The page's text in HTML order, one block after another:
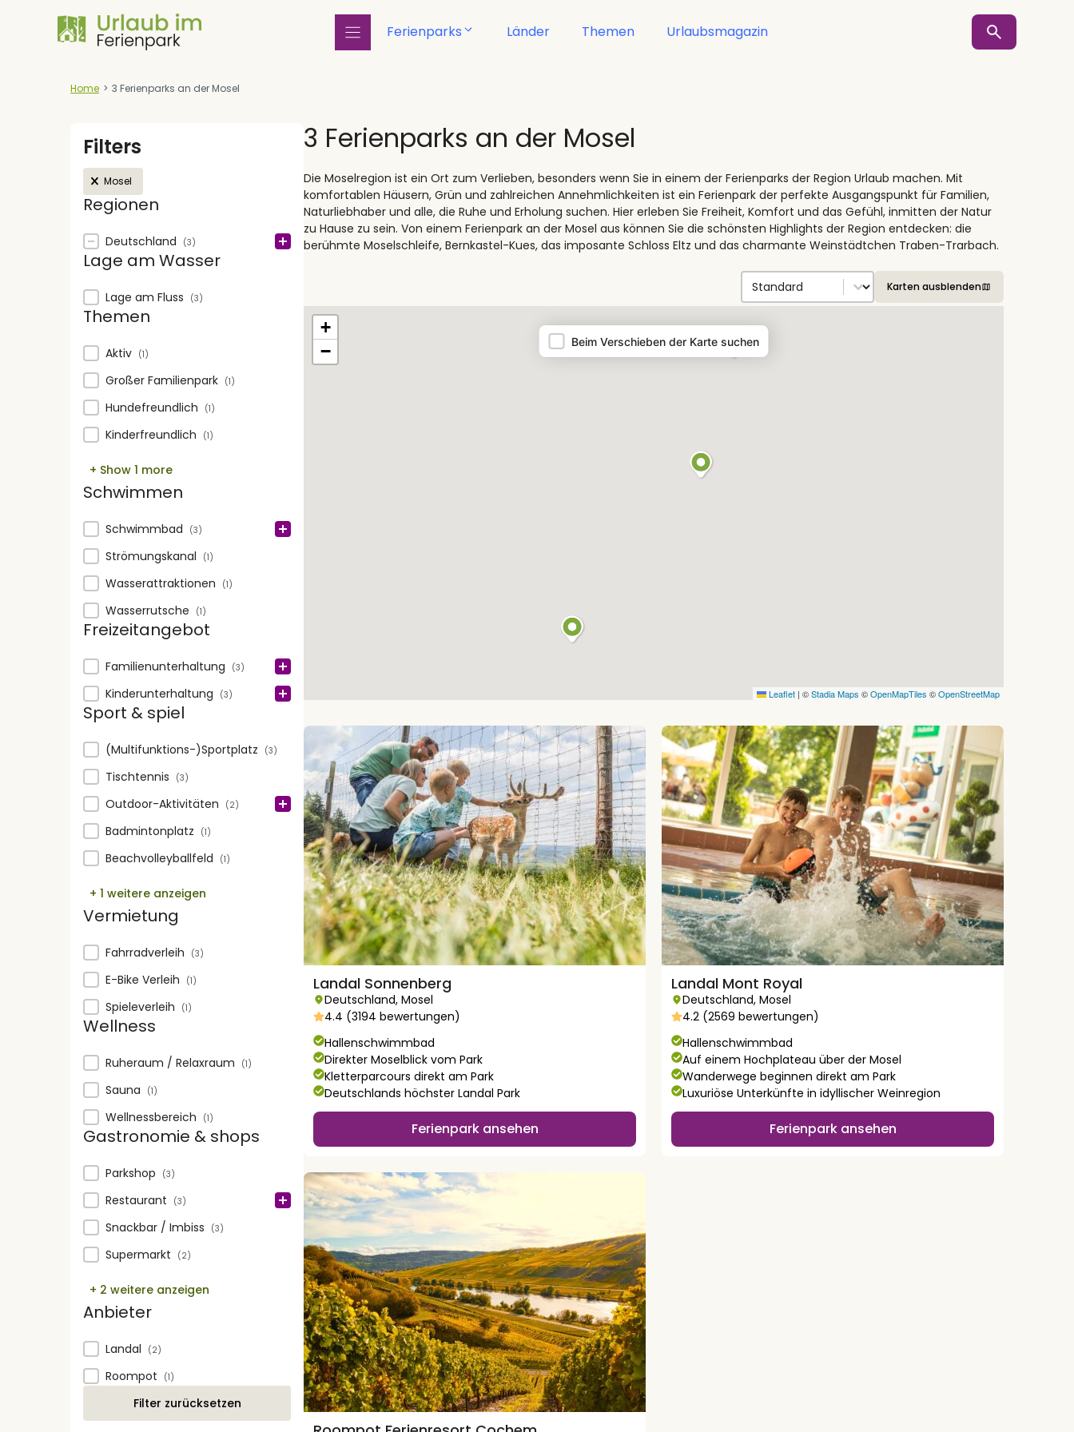
Ferienparks Länder Themen Urlaubsmagazin
Home > 3 Ferienparks an der Mosel
Filters
Active filters
Mosel
Regionen
Regionen
Deutschland (3)
Lage am Wasser
Lage am Wasser
Lage am Fluss (3)
Themen
Themen
Aktiv (1)
Großer Familienpark (1)
Hundefreundlich (1)
Kinderfreundlich (1)
+ Show 1 more
Schwimmen
Schwimmen
Schwimmbad (3)
Strömungskanal (1)
Wasserattraktionen (1)
Wasserrutsche (1)
Freizeitangebot
Freizeitangebot
Familienunterhaltung (3)
Kinderunterhaltung (3)
Sport & spiel
Sport & spiel
(Multifunktions-)Sportplatz (3)
Tischtennis (3)
Outdoor-Aktivitäten (2)
Badmintonplatz (1)
Beachvolleyballfeld (1)
+ 1 weitere anzeigen
Vermietung
Vermietung
Fahrradverleih (3)
E-Bike Verleih (1)
Spieleverleih (1)
Wellness
Wellness
Ruheraum / Relaxraum (1)
Sauna (1)
Wellnessbereich (1)
Gastronomie & shops
Gastronomie & shops
Parkshop (3)
Restaurant (3)
Snackbar / Imbiss (3)
Supermarkt (2)
+ 2 weitere anzeigen
Anbieter
Anbieter
Landal (2)
Roompot (1)
Filter zurücksetzen
3 Ferienparks an der Mosel
Die Moselregion ist ein Ort zum Verlieben, besonders wenn Sie in einem der Ferienparks der Region Urlaub machen. Mit
komfortablen Häusern, Grün und zahlreichen Annehmlichkeiten ist ein Ferienpark der perfekte Ausgangspunkt für Familien,
Naturliebhaber und alle, die Ruhe und Erholung suchen. Hier erleben Sie Freiheit, Komfort und das Gefühl, inmitten der Natur
zu Hause zu sein. Von einem Ferienpark an der Mosel aus können Sie die schönsten Highlights der Region entdecken: die
berühmte Moselschleife, Bernkastel-Kues, das imposante Schloss Eltz und das charmante Weinstädtchen Traben-Trarbach.
Sort by
Sort content Karten ausblenden
Map
+
−
Leaflet | ©Stadia Maps ©OpenMapTiles ©OpenStreetMap
Beim Verschieben der Karte suchen
Landal Sonnenberg
Deutschland, Mosel
4.4 (3194 bewertungen)
Hallenschwimmbad
Direkter Moselblick vom Park
Kletterparcours direkt am Park
Deutschlands höchster Landal Park
Ferienpark ansehen
Landal Mont Royal
Deutschland, Mosel
4.2 (2569 bewertungen)
Hallenschwimmbad
Auf einem Hochplateau über der Mosel
Wanderwege beginnen direkt am Park
Luxuriöse Unterkünfte in idyllischer Weinregion
Ferienpark ansehen